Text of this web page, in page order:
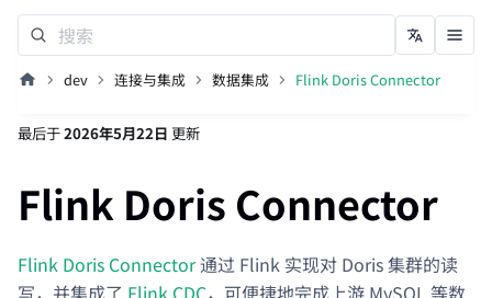
dev 连接与集成 数据集成 Flink Doris Connector
最后于2026年5月22日 更新
Flink Doris Connector
Flink Doris Connector通过 Flink 实现对 Doris 集群的读
写，并集成了 Flink CDC，可便捷地完成上游 MySQL 等数